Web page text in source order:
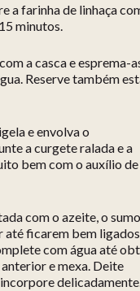
a farinha de linhaça
minutos.
a casca e esprema-
Reserve também
e envolva o
a curgete ralada e a
bem com o auxílio de
com o azeite, o sumo
até ficarem bem
com água até
e mexa. Deite